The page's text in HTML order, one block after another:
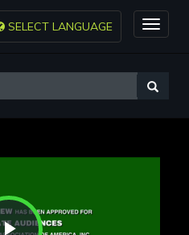
Toggle
SELECT LANGUAGE